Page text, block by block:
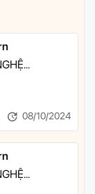
08/10/2024